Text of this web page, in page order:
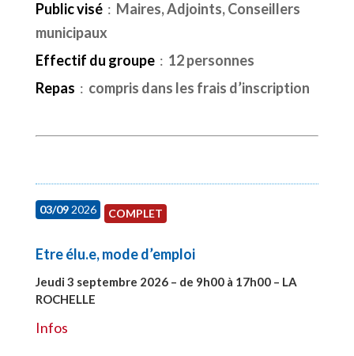
Public visé : Maires, Adjoints, Conseillers
municipaux
Effectif du groupe: 12 personnes
Repas : compris dans les frais d’inscription
03/092026 COMPLET
Etre élu.e, mode d’emploi
Jeudi 3 septembre 2026 – de 9h00 à 17h00 – LA
ROCHELLE
Infos